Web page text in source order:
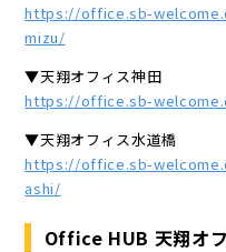
https://office.sb-
mizu/
▼天翔オフィス神田
https://office.sb-
▼天翔オフィス水道橋
https://office.sb-
ashi/
Office HUB 天翔オ